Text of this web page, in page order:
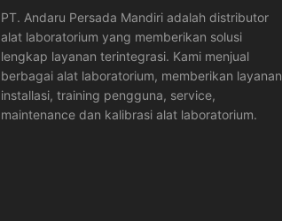
PT. Andaru Persada Mandiri adalahdistributor
alat laboratorium yang memberikan solusi
lengkap layanan terintegrasi. Kami menjual
berbagai alat laboratorium, memberikan layanan
installasi, training pengguna, service,
maintenance dan kalibrasi alat laboratorium.